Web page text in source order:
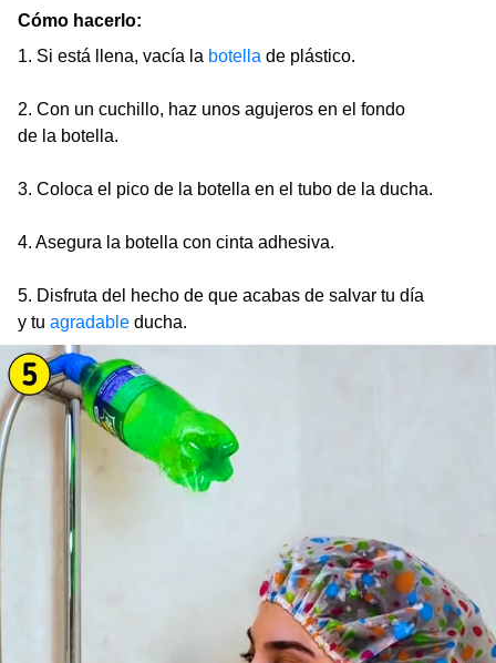
Cómo hacerlo:
1. Si está llena, vacía la botella de plástico.
2. Con un cuchillo, haz unos agujeros en el fondo
de la botella.
3. Coloca el pico de la botella en el tubo de la ducha.
4. Asegura la botella con cinta adhesiva.
5. Disfruta del hecho de que acabas de salvar tu día
y tu agradable ducha.